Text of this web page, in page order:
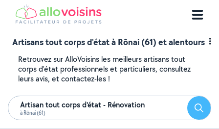
Artisans tout corps d'état à Rônai (61) et alentours
Retrouvez sur AlloVoisins les meilleurs artisans tout
corps d'état professionnels et particuliers, consultez
leurs avis, et contactez-les !
Artisan tout corps d'état - Rénovation
à Rônai (61)